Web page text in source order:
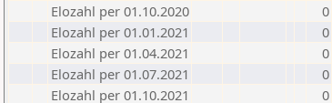
Elozahl per 01.10.2020
0
Elozahl per 01.01.2021
0
Elozahl per 01.04.2021
0
Elozahl per 01.07.2021
0
Elozahl per 01.10.2021
0